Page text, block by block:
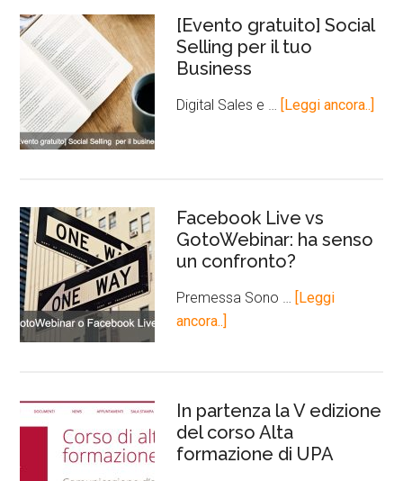
[Evento gratuito] Social
Selling per il tuo
Business
Digital Sales e … [Leggi ancora..]
Facebook Live vs
GotoWebinar: ha senso
un confronto?
Premessa Sono …
[Leggi
ancora..]
In partenza la V edizione
del corso Alta
formazione di UPA